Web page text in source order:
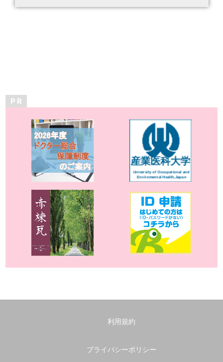
P R
利用規約
プライバシーポリシー